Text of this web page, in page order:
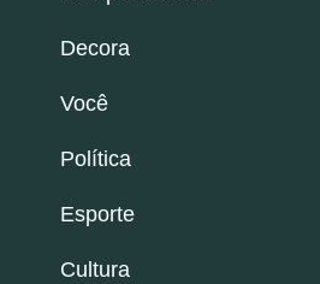
Decora
Você
Política
Esporte
Cultura